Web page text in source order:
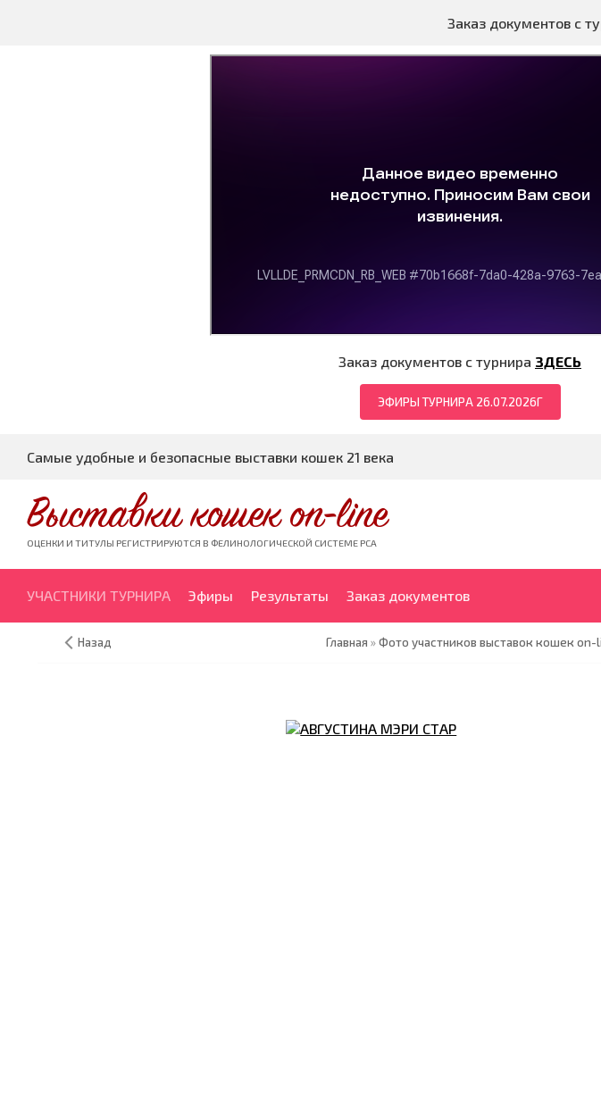
Заказ документов с
Заказ документов с турнира ЗДЕСЬ
ЭФИРЫ ТУРНИРА 26.07.2026Г
Самые удобные и безопасные выставки кошек 21 века
Выставки кошек on-line
ОЦЕНКИ И ТИТУЛЫ РЕГИСТРИРУЮТСЯ В ФЕЛИНОЛОГИЧЕСКОЙ СИСТЕМЕ PCA
УЧАСТНИКИ ТУРНИРА Эфиры Результаты Заказ документов
Назад Главная »Фото участников выставок кошек on-